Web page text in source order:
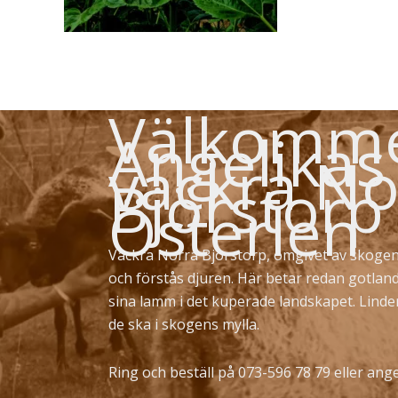
vackra
Björstorp
Österlen
Vackra Norra Björstorp, omgivet av
och förstås djuren. Här betar redan
sina lamm i det kuperade landskapet.
de ska i skogens mylla.
Ring och beställ på 073-596 78 79 eller